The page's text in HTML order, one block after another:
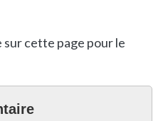
sur cette page pour le